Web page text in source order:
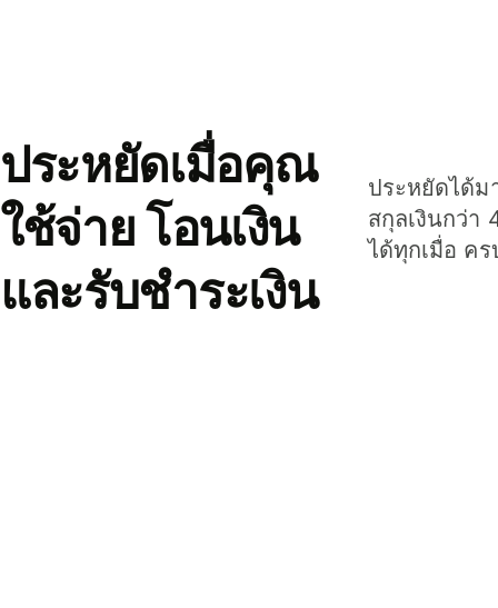
ประหยัดเมื่อคุณ
ใช้จ่าย โอนเงิน
และรับชำระเงิน
ประหยัดได้ม
สกุลเงินกว่า
ได้ทุกเมื่อ ค